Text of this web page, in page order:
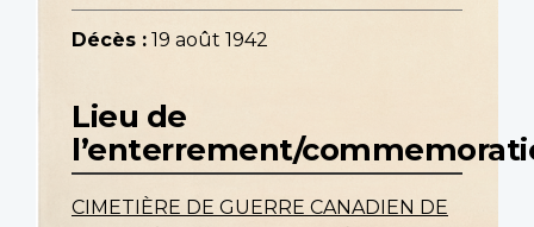
Décès : 19 août 1942
Lieu de
l’enterrement/
CIMETIÈRE DE GUERRE CANADIEN DE